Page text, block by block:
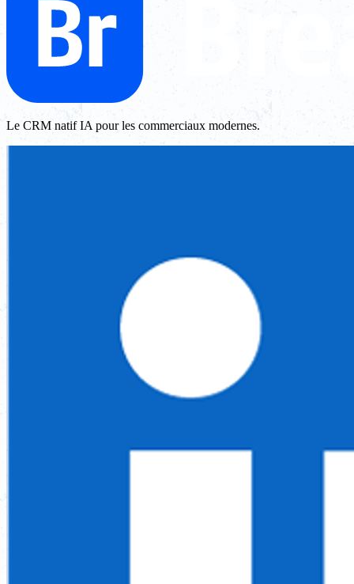
Le CRM natif IA pour les commerciaux modernes.